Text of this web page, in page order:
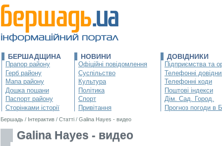
БЕРШАДЩИНА
Прапор району
Герб району
Мапа району
Дошка пошани
Паспорт району
Сторінками історії
НОВИНИ
Офіційні повідомлення
Суспільство
Культура
Політика
Спорт
Привітання
ДОВІДНИКИ
Підприємства та
Телефонні
Телефонні коди
Поштові індекси
Дім. Сад. Город.
Прогноз погоди в
Бершадь / Інтерактив / Статті / Galina Hayes - видео
Galina Hayes - видео